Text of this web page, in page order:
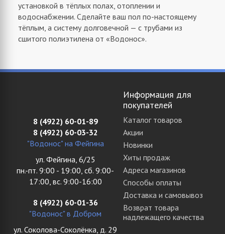
установкой в тёплых полах, отоплении и
водоснабжении. Сделайте ваш пол по-настоящему
тёплым, а систему долговечной — с трубами из
сшитого полиэтилена от «Водонос».
8 (4922) 60-01-89
8 (4922) 60-03-32
"Водонос" на Фейгина
ул. Фейгина, 6/25
пн.-пт. 9:00 - 19:00, сб. 9:00-
17:00, вс. 9:00-16:00
8 (4922) 60-01-36
"Водонос" в Добром
ул. Соколова-Соколёнка, д. 29
Информация для
покупателей
Каталог товаров
Акции
Новинки
Хиты продаж
Адреса магазинов
Способы оплаты
Доставка и самовывоз
Возврат товара
надлежащего качества